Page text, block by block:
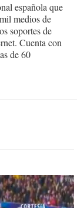
española que
medios de
soportes de
Cuenta con
de 60